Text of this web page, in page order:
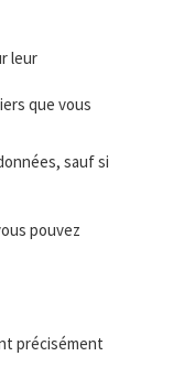
leur
que vous
sauf si
pouvez
précisément